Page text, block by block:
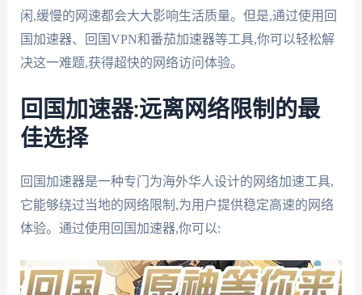
闲,缓慢的网速都会大大影响生活质量。但是,通过使用回
国加速器、回国VPN和番茄加速器等工具,你可以轻松解
决这一难题,获得超快的网络访问体验。
回国加速器:远离网络限制的最
佳选择
回国加速器是一种专门为海外华人设计的网络加速工具,
它能够绕过当地的网络限制,为用户提供稳定高速的网络
体验。通过使用回国加速器,你可以: